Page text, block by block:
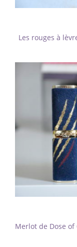
Les rouges à
Merlot de Dose